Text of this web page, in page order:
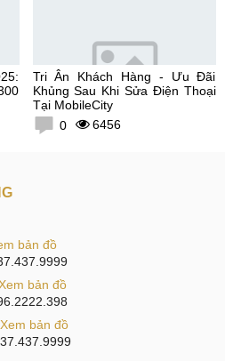
Tri Ân Khách Hàng - Ưu Đãi
Khủng Sau Khi Sửa Điện Thoại
Tại MobileCity
0
6456
bản đồ
bản đồ
Xem bản đồ